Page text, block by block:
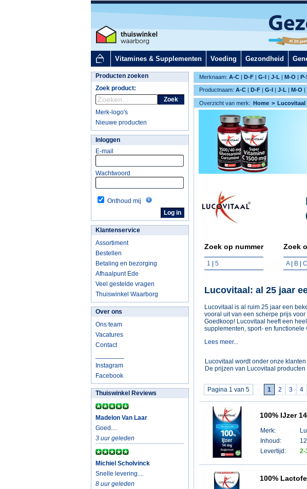
Vitamines & Supplementen Voeding Gezondheid
Merknaam: A-C | D-F | G-I | J-L | M-O | P-
Productnaam: A-C | D-F | G-I | J-L | M-O |
Producten zoeken
Zoek product:
Zoek
Merk-logo's
Nieuwe producten
Inloggen
E-mail
Wachtwoord
Onthoud mij
Klantenservice
Assortiment
Bestellen
Betaling en bezorging
Afhaalpunt Ede
Veel gestelde vragen
Thuiswinkel Waarborg
Over ons
Ons team
Vacatures
Contact
Instagram
Facebook
Thuiswinkel Reviews
Madelon Van Laar
Goed....
3 uur geleden
Michiel Scholvinck
Snelle levering....
8 uur geleden
Overzicht van merk: Home Lucovitaal
Zoek op nummer
1 5
Zoek
A B C
Lucovitaal: al 25 jaar
Lucovitaal is al ruim 25 jaar een
vooral uit van een scherpe prijs
Goedkoop! Lucovitaal heeft een
supplementen, sport- en
Lees meer...
Lucovitaal wordt onder onze
De prijzen van Lucovitaal producten
Pagina 1 van 5 1 2 3 4
100% IJzer
Merk:
Inhoud:
Levertijd:
2-
100%